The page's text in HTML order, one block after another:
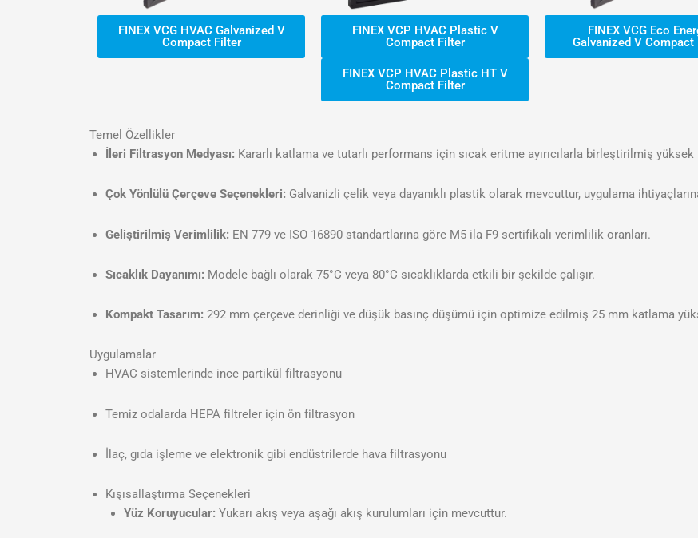
FINEX VCG HVAC Galvanized V
Compact Filter
FINEX VCP HVAC Plastic V
Compact Filter
FINEX VCP HVAC Plastic HT V
Compact Filter
FINEX VCG Eco
Galvanized V Compact
Temel Özellikler
İleri Filtrasyon Medyası: Kararlı katlama ve tutarlı performans için sıcak eritme ayırıcılarla birleştirilmiş
Çok Yönlülü Çerçeve Seçenekleri: Galvanizli çelik veya dayanıklı plastik olarak mevcuttur, uygulama
Geliştirilmiş Verimlilik: EN 779 ve ISO 16890 standartlarına göre M5 ila F9 sertifikalı verimlilik oranları.
Sıcaklık Dayanımı: Modele bağlı olarak 75°C veya 80°C sıcaklıklarda etkili bir şekilde çalışır.
Kompakt Tasarım: 292 mm çerçeve derinliği ve düşük basınç düşümü için optimize edilmiş 25 mm katlama
Uygulamalar
HVAC sistemlerinde ince partikül filtrasyonu
Temiz odalarda HEPA filtreler için ön filtrasyon
İlaç, gıda işleme ve elektronik gibi endüstrilerde hava filtrasyonu
Kışısallaştırma Seçenekleri
Yüz Koruyucular: Yukarı akış veya aşağı akış kurulumları için mevcuttur.